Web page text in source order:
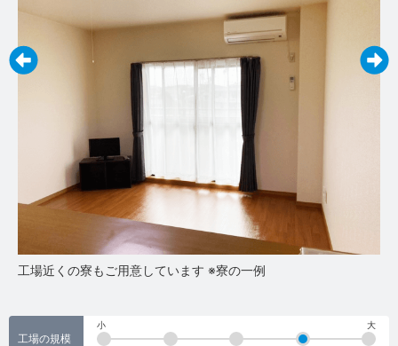
工場近くの寮もご用意しています ※寮の一例
工場の規模
小 大